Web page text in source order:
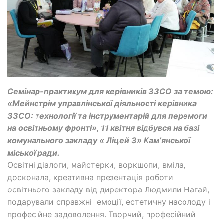
Семінар-практикум для керівників ЗЗСО за темою:
«Мейнстрім управлінської діяльності керівника
ЗЗСО: технології та інструментарій для перемоги
на освітньому фронті», 11 квітня відбувся на базі
комунального закладу « Ліцей 3» Камʼянської
міської ради.
Освітні діалоги, майстерки, воркшопи, вміла,
досконала, креативна презентація роботи
освітнього закладу від директора Людмили Нагай,
подарували справжні емоції, естетичну насолоду і
професійне задоволення. Творчий, професійний